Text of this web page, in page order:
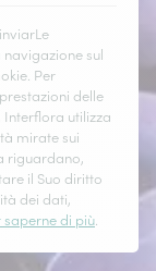
sul
Per
delle
utilizza
mirate sui
riguardano,
il Suo diritto
dei dati,
saperne di più.